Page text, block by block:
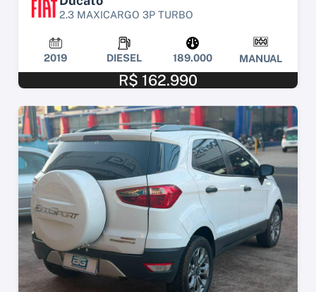
2.3 MAXICARGO 3P TURBO
2019 DIESEL 189.000 MANUAL
R$ 162.990